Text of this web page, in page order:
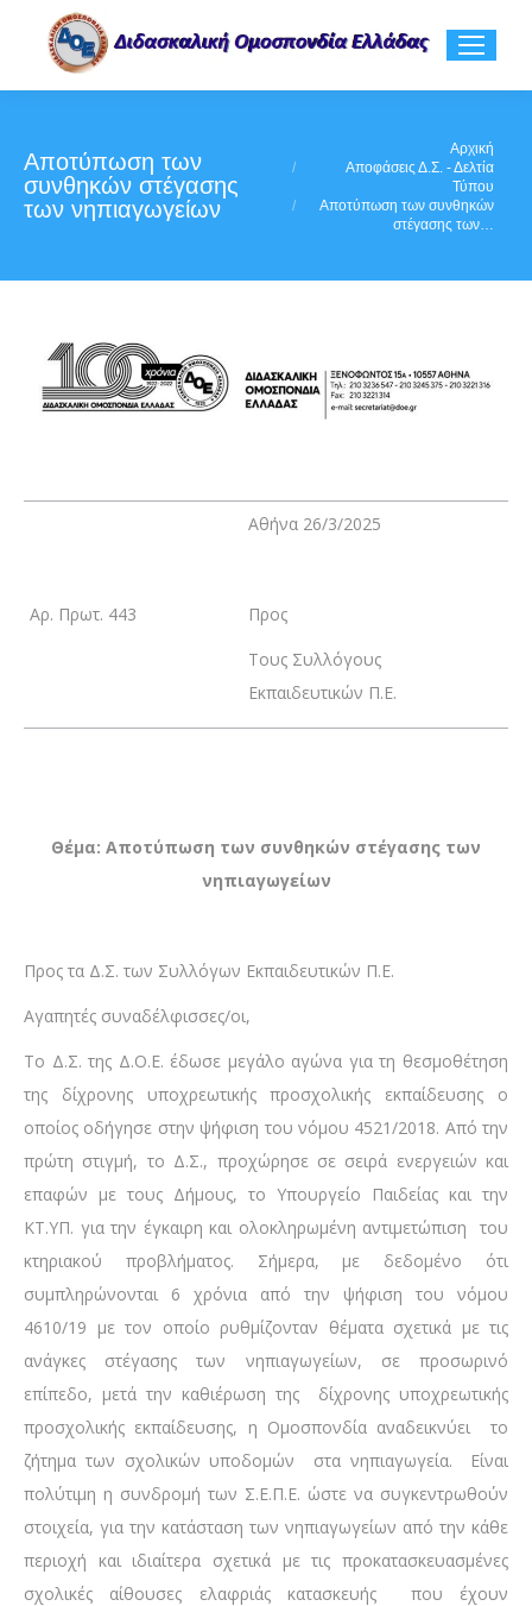
Αποτύπωση των
συνθηκών στέγασης
των νηπιαγωγείων
Αρχική
Αποφάσεις Δ.Σ. - Δελτία
Τύπου
Αποτύπωση των συνθηκών
στέγασης των…
Αρ. Πρωτ. 443
Αθήνα 26/3/2025
Προς
Τους Συλλόγους
Εκπαιδευτικών Π.Ε.
Θέμα: Αποτύπωση των συνθηκών στέγασης των
νηπιαγωγείων
Προς τα Δ.Σ. των Συλλόγων Εκπαιδευτικών Π.Ε.
Αγαπητές συναδέλφισσες/οι,
Το Δ.Σ. της Δ.Ο.Ε. έδωσε μεγάλο αγώνα για τη θεσμοθέτηση
της δίχρονης υποχρεωτικής προσχολικής εκπαίδευσης ο
οποίος οδήγησε στην ψήφιση του νόμου 4521/2018. Από την
πρώτη στιγμή, το Δ.Σ., προχώρησε σε σειρά ενεργειών και
επαφών με τους Δήμους, το Υπουργείο Παιδείας και την
ΚΤ.ΥΠ. για την έγκαιρη και ολοκληρωμένη αντιμετώπιση του
κτηριακού προβλήματος. Σήμερα, με δεδομένο ότι
συμπληρώνονται 6 χρόνια από την ψήφιση του νόμου
4610/19 με τον οποίο ρυθμίζονταν θέματα σχετικά με τις
ανάγκες στέγασης των νηπιαγωγείων, σε προσωρινό
επίπεδο, μετά την καθιέρωση της δίχρονης υποχρεωτικής
προσχολικής εκπαίδευσης, η Ομοσπονδία αναδεικνύει το
ζήτημα των σχολικών υποδομών στα νηπιαγωγεία. Είναι
πολύτιμη η συνδρομή των Σ.Ε.Π.Ε. ώστε να συγκεντρωθούν
στοιχεία, για την κατάσταση των νηπιαγωγείων από την κάθε
περιοχή και ιδιαίτερα σχετικά με τις προκατασκευασμένες
σχολικές αίθουσες ελαφριάς κατασκευής που έχουν